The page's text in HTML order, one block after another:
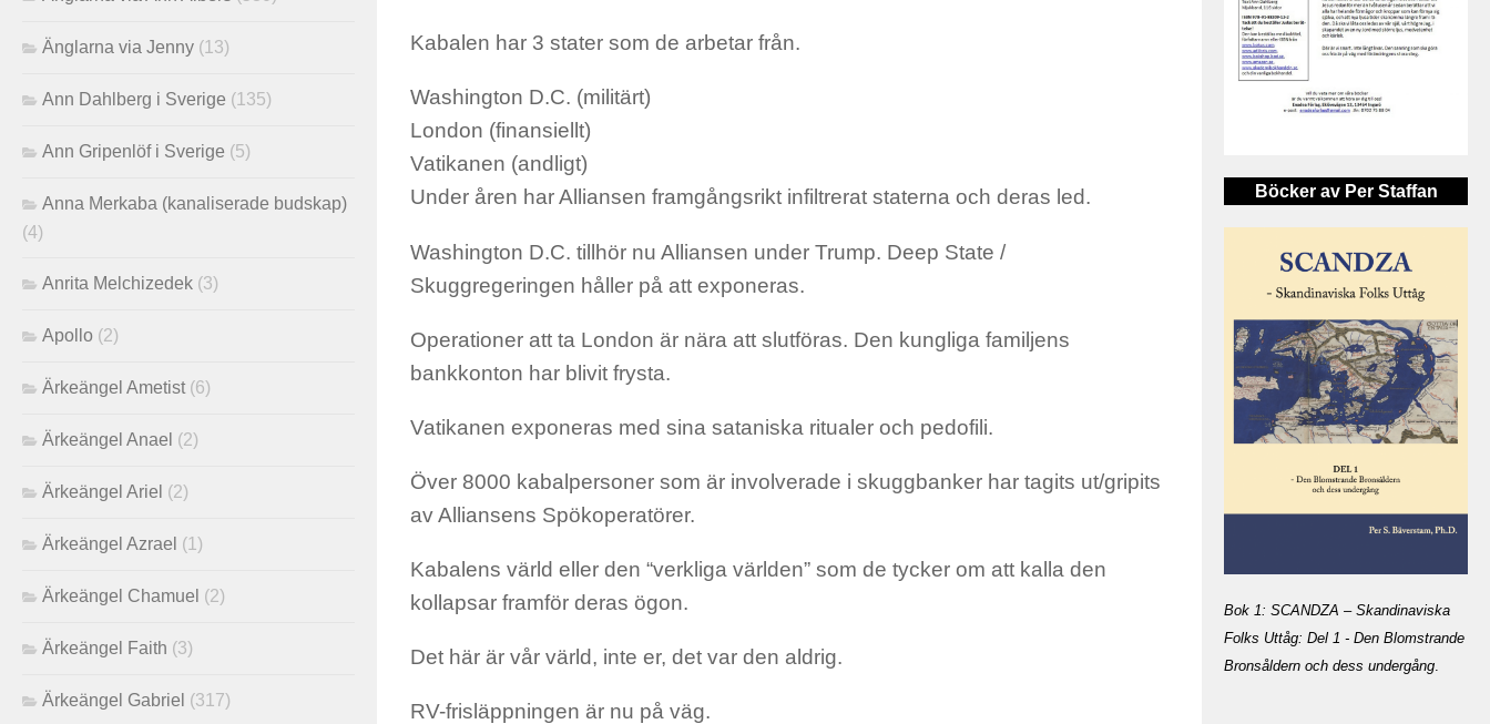
Kabalen har 3 stater som de arbetar från.
Washington D.C. (militärt)
London (finansiellt)
Vatikanen (andligt)
Under åren har Alliansen framgångsrikt infiltrerat staterna och deras led.
Washington D.C. tillhör nu Alliansen under Trump. Deep State /
Skuggregeringen håller på att exponeras.
Operationer att ta London är nära att slutföras. Den kungliga familjens
bankkonton har blivit frysta.
Vatikanen exponeras med sina sataniska ritualer och pedofili.
Över 8000 kabalpersoner som är involverade i skuggbanker har tagits ut/gripits
av Alliansens Spökoperatörer.
Kabalens värld eller den “verkliga världen” som de tycker om att kalla den
kollapsar framför deras ögon.
Det här är vår värld, inte er, det var den aldrig.
RV-frisläppningen är nu på väg.
Änglarna via Jenny (13)
Ann Dahlberg i Sverige (135)
Ann Gripenlöf i Sverige (5)
Anna Merkaba (kanaliserade budskap)
(4)
Anrita Melchizedek (3)
Apollo (2)
Ärkeängel Ametist (6)
Ärkeängel Anael (2)
Ärkeängel Ariel (2)
Ärkeängel Azrael (1)
Ärkeängel Chamuel (2)
Ärkeängel Faith (3)
Ärkeängel Gabriel (317)
Böcker av Per Staffan
Bok 1: SCANDZA – Skandinaviska
Folks Uttåg: Del 1 - Den Blomstrande
Bronsåldern och dess undergång.